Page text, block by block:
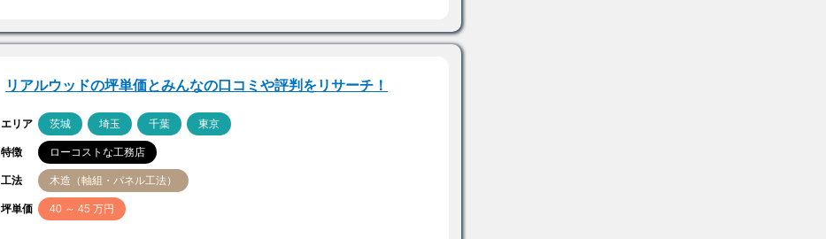
リアルウッドの坪単価とみんなの口コミや評判をリサーチ！
エリア 茨城 埼玉 千葉 東京
特徴 ローコストな工務店
工法 木造（軸組・パネル工法）
坪単価 40 ～ 45 万円